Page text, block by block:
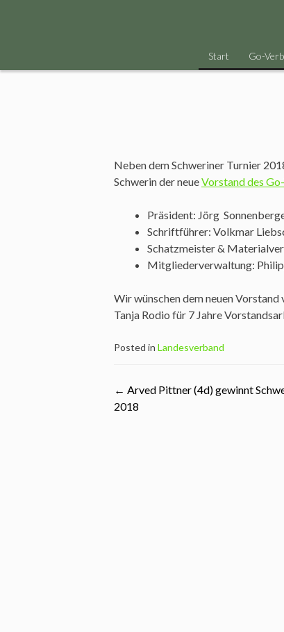
Start Go-
Neben dem Schweriner Turnier
Schwerin der neueVorstand des
Präsident: Jörg
Schriftführer: Volkmar
Schatzmeister &
Mitgliederverwaltung:
Wir wünschen dem neuen
Tanja Rodio für 7 Jahre
Posted in Landesverband
Post
← Arved Pittner (4d) gewinnt
2018